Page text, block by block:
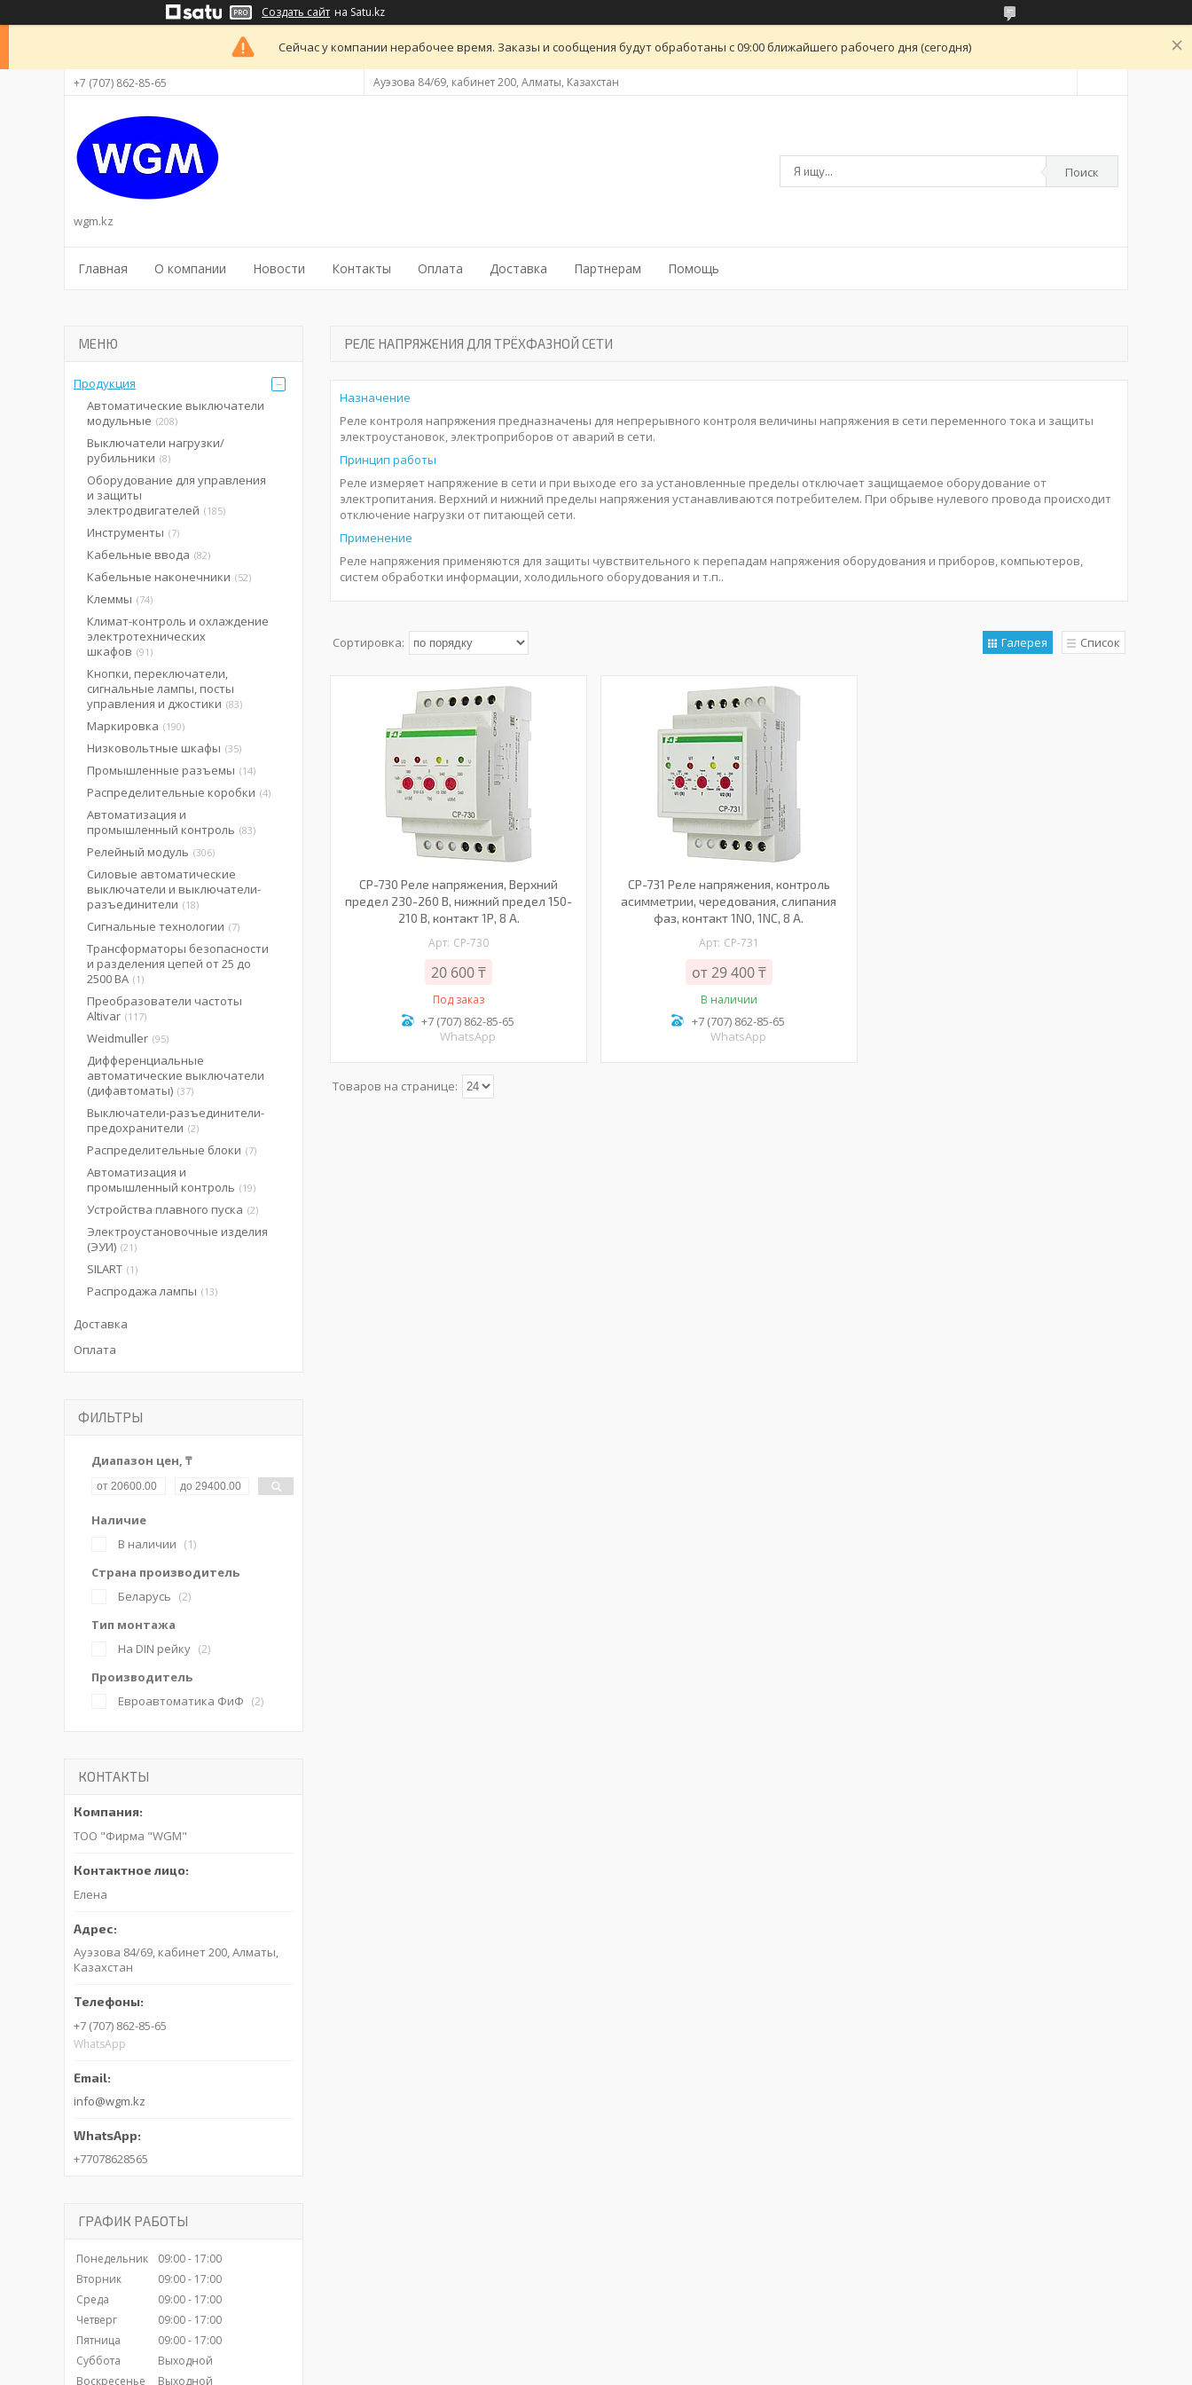
Создать сайт на Satu.kz
Сейчас у компании нерабочее время. Заказы и сообщения будут обработаны с 09:00 ближайшего рабочего дня (сегодня)
+7 (707) 862-85-65 Ауэзова 84/69, кабинет 200, Алматы, Казахстан
wgm.kz
Поиск
Главная О компании Новости Контакты Оплата Доставка Партнерам Помощь
РЕЛЕ НАПРЯЖЕНИЯ ДЛЯ ТРЁХФАЗНОЙ СЕТИ
Назначение
Реле контроля напряжения предназначены для непрерывного контроля величины напряжения в сети переменного тока и защиты
электроустановок, электроприборов от аварий в сети.
Принцип работы
Реле измеряет напряжение в сети и при выходе его за установленные пределы отключает защищаемое оборудование от
электропитания. Верхний и нижний пределы напряжения устанавливаются потребителем. При обрыве нулевого провода происходит
отключение нагрузки от питающей сети.
Применение
Реле напряжения применяются для защиты чувствительного к перепадам напряжения оборудования и приборов, компьютеров,
систем обработки информации, холодильного оборудования и т.п..
Галерея Список
CP-730 Реле напряжения, Верхний
предел 230-260 В, нижний предел 150-
210 В, контакт 1Р, 8 А.
CP-730
20 600 ₸
Под заказ
+7 (707) 862-85-65
WhatsApp
CP-731 Реле напряжения, контроль
асимметрии, чередования, слипания
фаз, контакт 1NO, 1NC, 8 А.
CP-731
от 29 400 ₸
В наличии
+7 (707) 862-85-65
WhatsApp
Продукция
Автоматические выключатели
модульные 208
Выключатели нагрузки/
рубильники 8
Оборудование для управления
и защиты
электродвигателей
185
Инструменты 7
Кабельные ввода 82
Кабельные наконечники 52
Клеммы 74
Климат-контроль и охлаждение
электротехнических
шкафов 91
Кнопки, переключатели,
сигнальные лампы, посты
управления и джостики 83
Маркировка 190
Низковольтные шкафы 35
Промышленные разъемы 14
Распределительные коробки 4
Автоматизация и
промышленный контроль 83
Релейный модуль 306
Силовые автоматические
выключатели и выключатели-
разъединители
18
Сигнальные технологии 7
Трансформаторы безопасности
и разделения цепей от 25 до
2500 ВА 1
Преобразователи частоты
Altivar 117
Weidmuller 95
Дифференциальные
автоматические выключатели
(дифавтоматы) 37
Выключатели-разъединители-
предохранители 2
Распределительные блоки 7
Автоматизация и
промышленный контроль
19
Устройства плавного пуска 2
Электроустановочные изделия
(ЭУИ) 21
SILART 1
Распродажа лампы 13
Доставка
Оплата
ФИЛЬТРЫ
Диапазон цен, ₸
Наличие
В наличии
1
Страна производитель
Беларусь
2
Тип монтажа
На DIN рейку
2
Производитель
Евроавтоматика ФиФ
2
КОНТАКТЫ
ТОО "Фирма "WGM"
Елена
Ауэзова 84/69, кабинет 200, Алматы,
Казахстан
+7 (707) 862-85-65
WhatsApp
info@wgm.kz
+77078628565
ГРАФИК РАБОТЫ
Понедельник 09:00
17:00
Вторник
09:00
17:00
Среда
09:00
17:00
Четверг
09:00
17:00
Пятница
09:00
17:00
Суббота
Выходной
Воскресенье
Выходной